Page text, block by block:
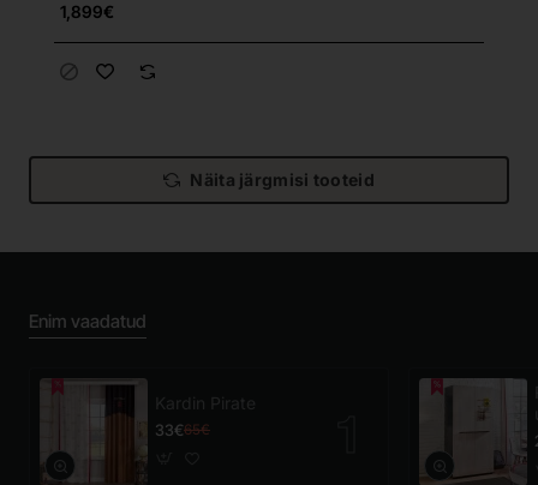
1,899€
Näita järgmisi tooteid
Enim vaadatud
Kardin Pirate
33€65€